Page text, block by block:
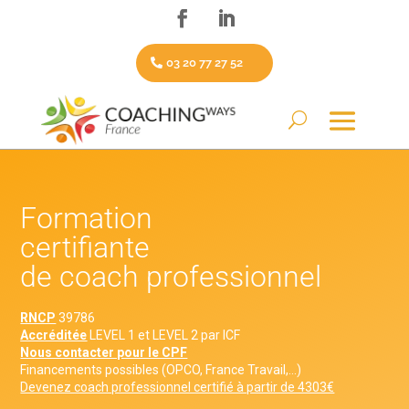
03 20 77 27 52
Formation
certifiante
de coach professionnel
RNCP 39786
Accréditée LEVEL 1 et LEVEL 2 par ICF
Nous contacter pour le CPF
Financements possibles (OPCO, France Travail,…)
Devenez coach professionnel certifié à partir de 4303€